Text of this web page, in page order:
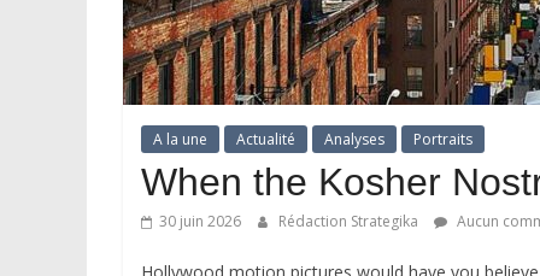
A la une Actualité Analyses Portraits
When the Kosher
30 juin 2026 Rédaction Strategika Aucun